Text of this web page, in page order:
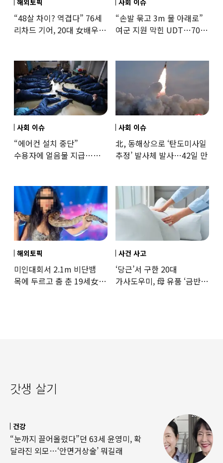
“48살 차이? 역겹다” 76세
리차드 기어, 20대 女배우와
“손발 묶고 3m 물 아래로”
여군 지원 막힌 UDT…707
사회 이슈
“에어컨 설치 중단”
수용자에 얼음물 지급…
사회 이슈
北, 동해상으로 ‘탄도미사일
추정’ 발사체 발사…42일 만
해외토픽
미인대회서 2.1m 비단뱀
목에 두르고 춤 춘 19세女
사건 사고
‘당근’서 구한 20대
가사도우미, 母 유품 ‘금반지
갓생 살기
건강
“눈까지 끌어올렸다”던 63세 윤영미, 확
달라진 외모…‘안면거상술’ 뭐길래